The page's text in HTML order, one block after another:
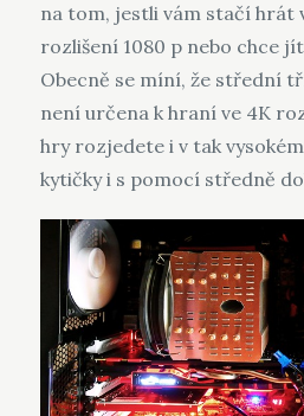
na tom, jestli vám stačí hrát
rozlišení 1080 p nebo chce
Obecně se míní, že střední
není určena k hraní ve 4K
hry rozjedete i v tak
kytičky i s pomocí středně